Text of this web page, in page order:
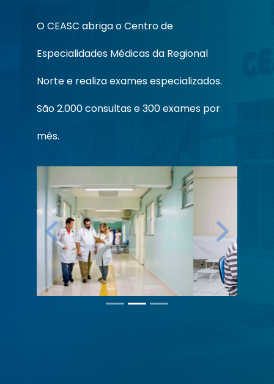
O CEASC abriga o Centro de
Especialidades Médicas da Regional
Norte e realiza exames especializados.
São 2.000 consultas e 300 exames por
mês.
Previous Next